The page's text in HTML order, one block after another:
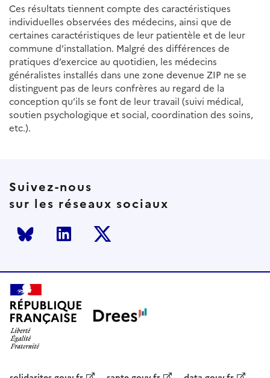
Ces résultats tiennent compte des caractéristiques
individuelles observées des médecins, ainsi que de
certaines caractéristiques de leur patientèle et de leur
commune d’installation. Malgré des différences de
pratiques d’exercice au quotidien, les médecins
généralistes installés dans une zone devenue ZIP ne se
distinguent pas de leurs confrères au regard de la
conception qu’ils se font de leur travail (suivi médical,
soutien psychologique et social, coordination des soins,
etc.).
Suivez-nous
sur les réseaux sociaux
Bluesky LinkedInTwitter